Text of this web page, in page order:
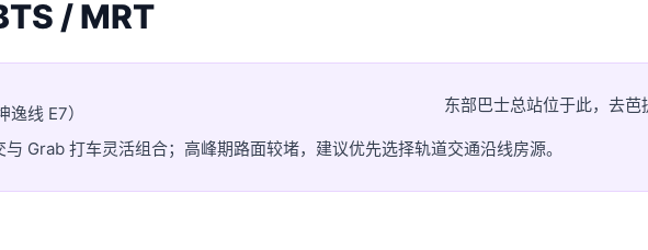
/ MRT
线 E7） 东部巴士总站位于此，去芭
Grab 打车灵活组合；高峰期路面较堵，建议优先选择轨道交通沿线房源。